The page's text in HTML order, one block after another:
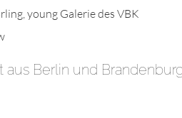
young Galerie des VBK
aus Berlin und